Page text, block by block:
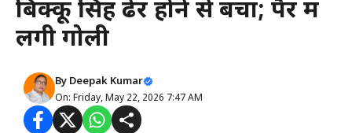
बिक्कू सिंह ढेर होने से बचा; पैर में
लगी गोली
By Deepak Kumar
On: Friday, May 22, 2026 7:47 AM